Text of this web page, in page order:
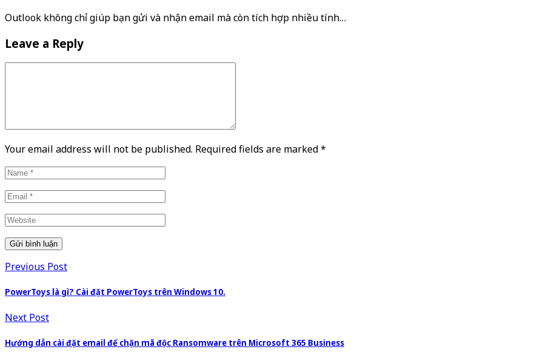
Outlook không chỉ giúp bạn gửi và nhận email mà còn tích hợp nhiều tính…
Leave a Reply
Your email address will not be published. Required fields are marked*
Previous Post
PowerToys là gì? Cài đặt PowerToys trên Windows 10.
Next Post
Hướng dẫn cài đặt email để chặn mã độc Ransomware trên Microsoft 365 Business